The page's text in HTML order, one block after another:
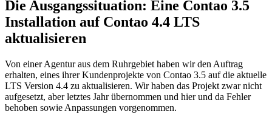
Die Ausgangssituation: Eine Contao 3.5
Installation auf Contao 4.4 LTS
aktualisieren
Von einer Agentur aus dem Ruhrgebiet haben wir den Auftrag
erhalten, eines ihrer Kundenprojekte von Contao 3.5 auf die aktuelle
LTS Version 4.4 zu aktualisieren. Wir haben das Projekt zwar nicht
aufgesetzt, aber letztes Jahr übernommen und hier und da Fehler
behoben sowie Anpassungen vorgenommen.